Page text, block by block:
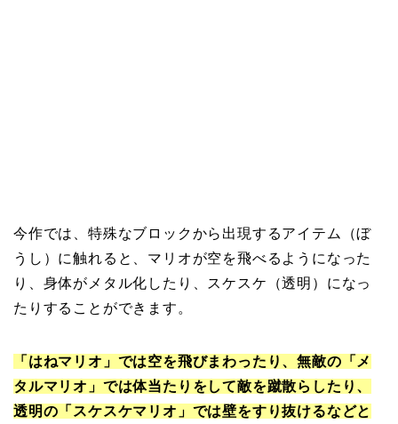
今作では、特殊なブロックから出現するアイテム（ぼ
うし）に触れると、マリオが空を飛べるようになった
り、身体がメタル化したり、スケスケ（透明）になっ
たりすることができます。
「はねマリオ」では空を飛びまわったり、無敵の「メ
タルマリオ」では体当たりをして敵を蹴散らしたり、
透明の「スケスケマリオ」では壁をすり抜けるなどと